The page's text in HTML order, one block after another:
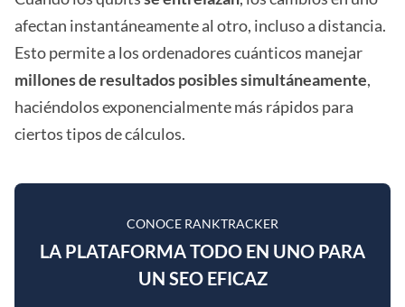
afectan instantáneamente al otro, incluso a distancia.
Esto permite a los ordenadores cuánticos manejar
millones de resultados posibles simultáneamente,
haciéndolos exponencialmente más rápidos para
ciertos tipos de cálculos.
CONOCE RANKTRACKER
LA PLATAFORMA TODO EN UNO PARA
UN SEO EFICAZ